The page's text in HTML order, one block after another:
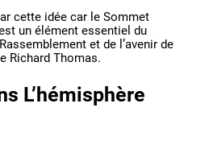
cette idée car le Sommet
un élément essentiel du
et de l’avenir de
Richard Thomas.
L’hémisphère